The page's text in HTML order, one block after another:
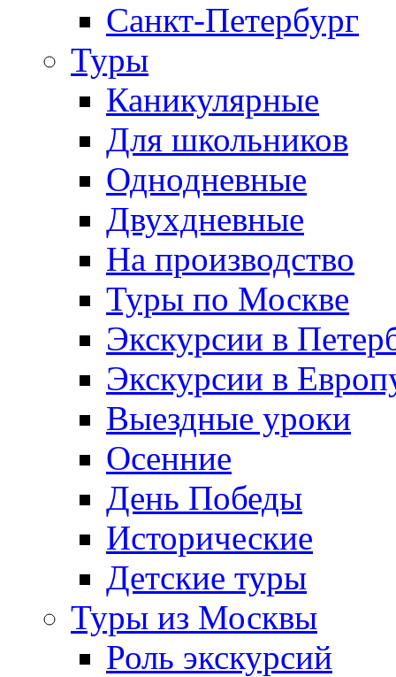
Санкт-Петербург
Туры
Каникулярные
Для школьников
Однодневные
Двухдневные
На производство
Туры по Москве
Экскурсии в
Экскурсии в
Выездные уроки
Осенние
День Победы
Исторические
Детские туры
Туры из Москвы
Роль экскурсий